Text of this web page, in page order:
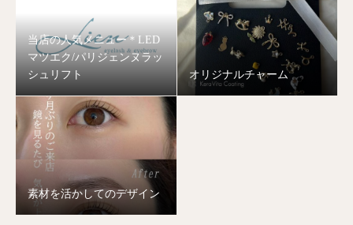
当店の人気メニュー＊LED
マツエク/パリジェンヌラッ
シュリフト
オリジナルチャーム
素材を活かしてのデザイン